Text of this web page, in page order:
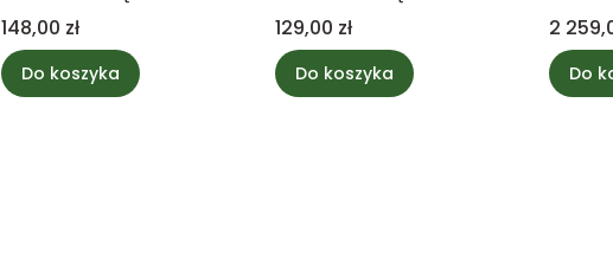
Cena
148,00 zł
Do koszyka
Cena
129,00 zł
Do koszyka
Cena
2
Do